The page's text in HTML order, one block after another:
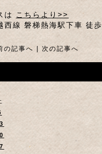
は こちらより>>
西線 磐梯熱海駅下車 徒
の記事へ | 次の記事へ